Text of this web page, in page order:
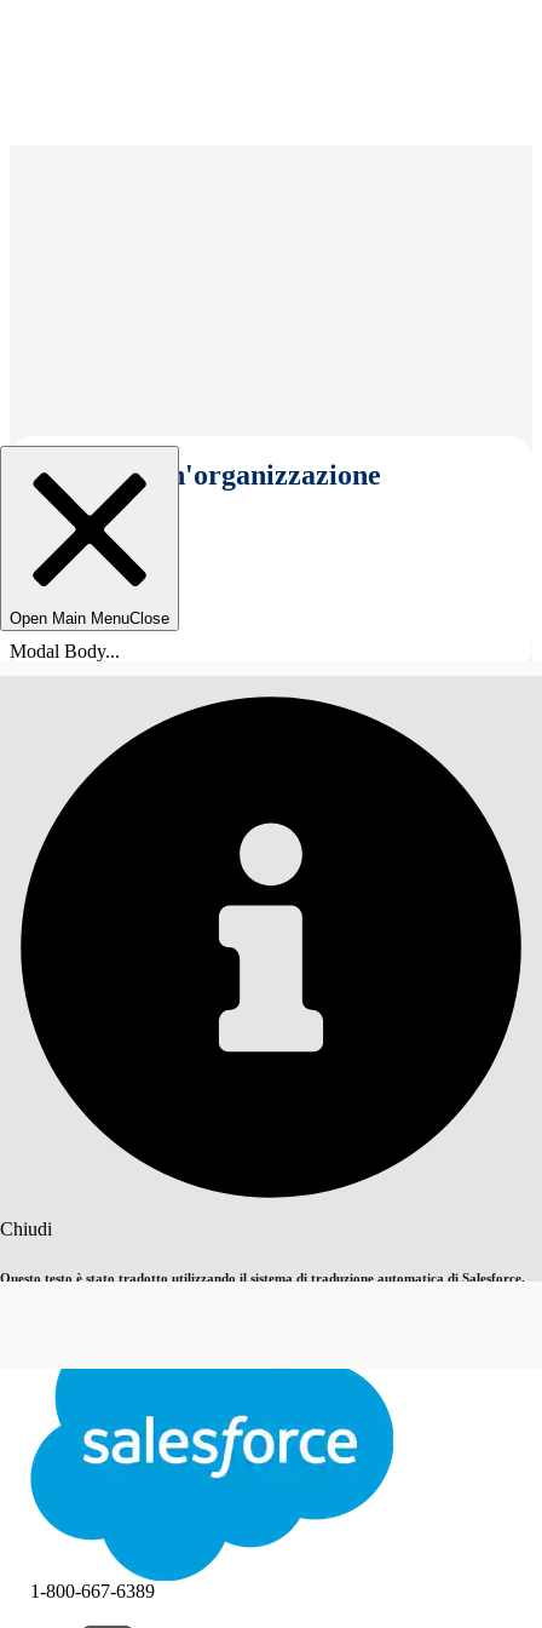
Seleziona un'organizzazione
Open Main MenuClose
Modal Body...
Chiudi
Questo testo è stato tradotto utilizzando il sistema di traduzione automatica di Salesforce.
Chiudi Chiudi
SOMMARIO
1-800-667-6389